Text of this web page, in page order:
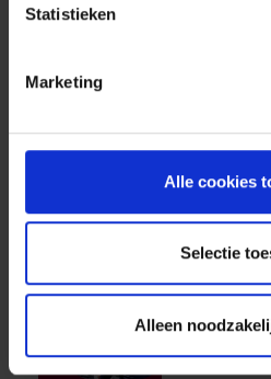
Statistieken
Marketing
Alle cookies
Selectie
Alleen
wat staat
gepakte auto
u goed
Oneens met